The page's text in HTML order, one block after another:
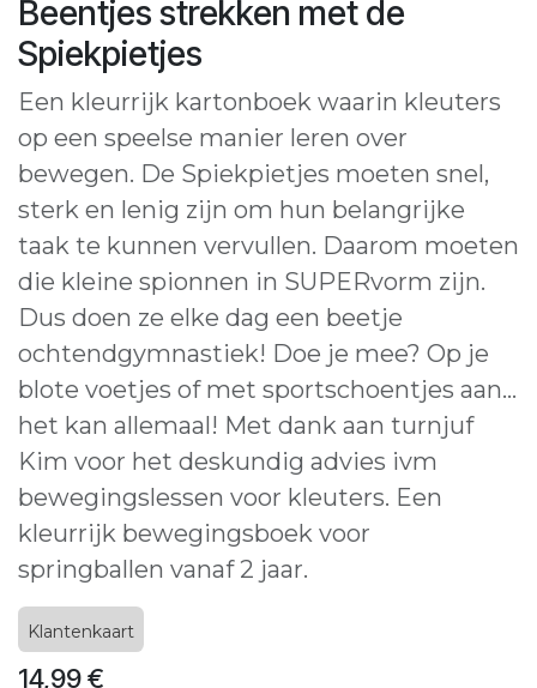
Beentjes strekken met de
Spiekpietjes
Een kleurrijk kartonboek waarin kleuters
op een speelse manier leren over
bewegen. De Spiekpietjes moeten snel,
sterk en lenig zijn om hun belangrijke
taak te kunnen vervullen. Daarom moeten
die kleine spionnen in SUPERvorm zijn.
Dus doen ze elke dag een beetje
ochtendgymnastiek! Doe je mee? Op je
blote voetjes of met sportschoentjes aan…
het kan allemaal! Met dank aan turnjuf
Kim voor het deskundig advies ivm
bewegingslessen voor kleuters. Een
kleurrijk bewegingsboek voor
springballen vanaf 2 jaar.
Klantenkaart
14,99€